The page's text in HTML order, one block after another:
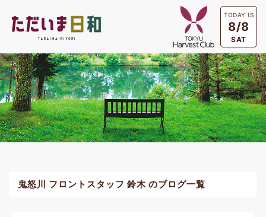
TODAY IS
8/8
SAT
鬼怒川 フロントスタッフ 鈴木 のブログ一覧